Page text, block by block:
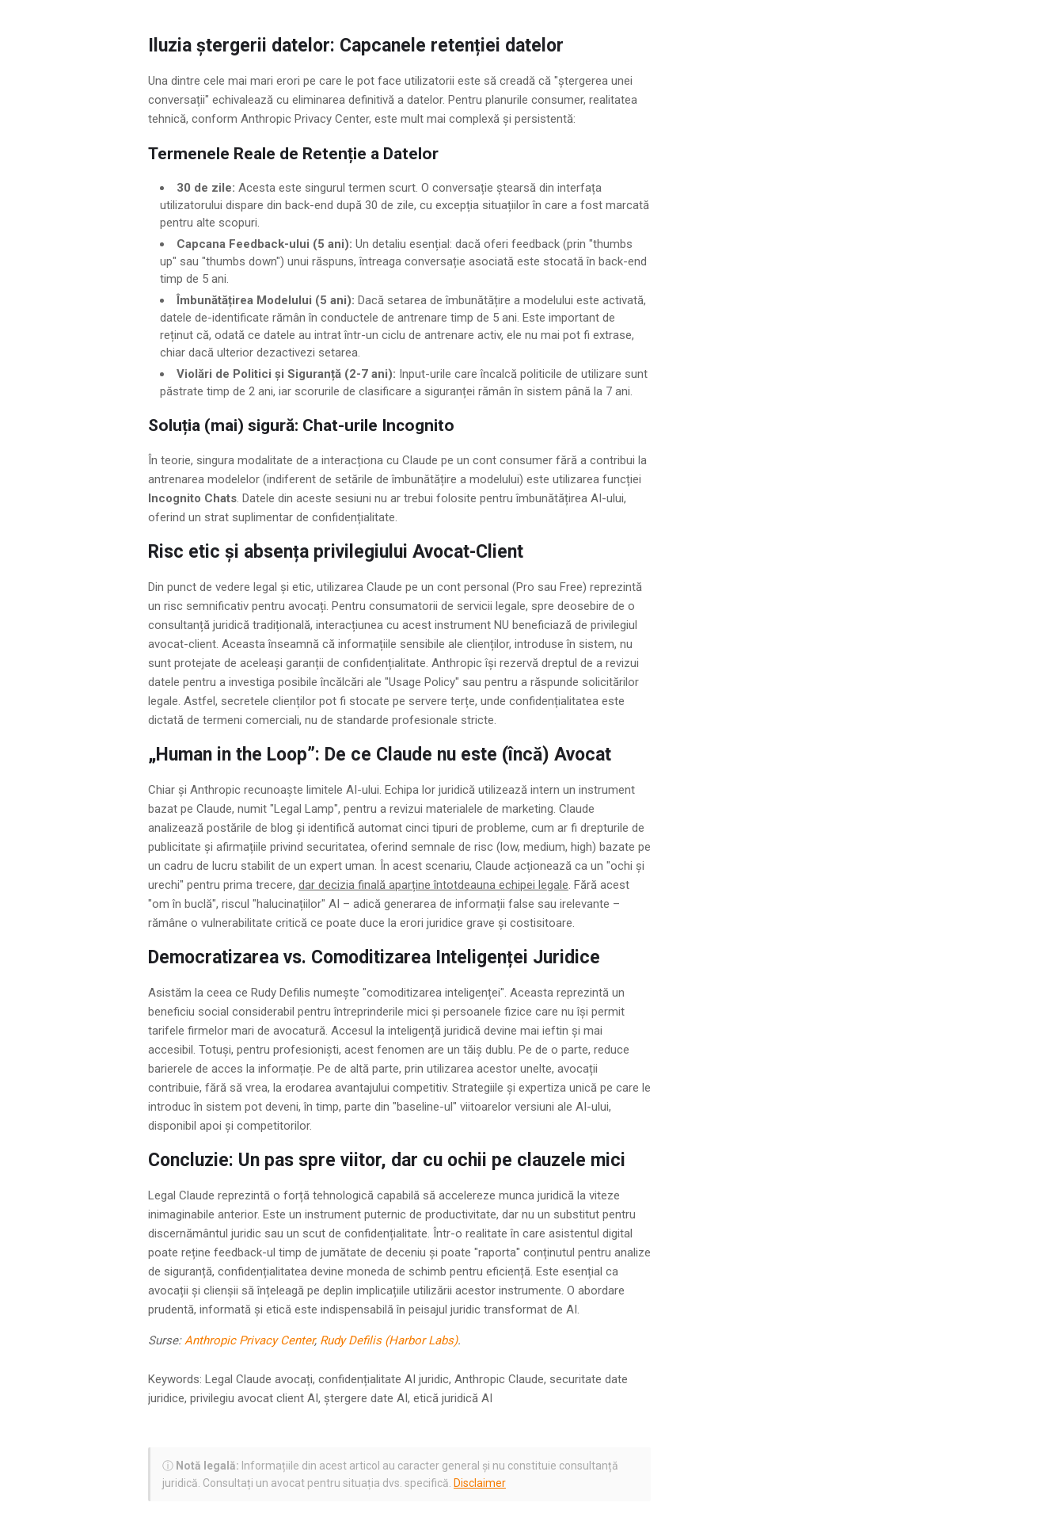
Iluzia ștergerii datelor: Capcanele retenției datelor
Una dintre cele mai mari erori pe care le pot face utilizatorii este să creadă că "ștergerea unei
conversații" echivalează cu eliminarea definitivă a datelor. Pentru planurile consumer, realitatea
tehnică, conform Anthropic Privacy Center, este mult mai complexă și persistentă:
Termenele Reale de Retenție a Datelor
30 de zile: Acesta este singurul termen scurt. O conversație ștearsă din interfața
utilizatorului dispare din back-end după 30 de zile, cu excepția situațiilor în care a fost marcată
pentru alte scopuri.
Capcana Feedback-ului (5 ani): Un detaliu esențial: dacă oferi feedback (prin "thumbs
up" sau "thumbs down") unui răspuns, întreaga conversație asociată este stocată în back-end
timp de 5 ani.
Îmbunătățirea Modelului (5 ani): Dacă setarea de îmbunătățire a modelului este activată,
datele de-identificate rămân în conductele de antrenare timp de 5 ani. Este important de
reținut că, odată ce datele au intrat într-un ciclu de antrenare activ, ele nu mai pot fi extrase,
chiar dacă ulterior dezactivezi setarea.
Violări de Politici și Siguranță (2-7 ani): Input-urile care încalcă politicile de utilizare sunt
păstrate timp de 2 ani, iar scorurile de clasificare a siguranței rămân în sistem până la 7 ani.
Soluția (mai) sigură: Chat-urile Incognito
În teorie, singura modalitate de a interacționa cu Claude pe un cont consumer fără a contribui la
antrenarea modelelor (indiferent de setările de îmbunătățire a modelului) este utilizarea funcției
Incognito Chats . Datele din aceste sesiuni nu ar trebui folosite pentru îmbunătățirea AI-ului,
oferind un strat suplimentar de confidențialitate.
Risc etic și absența privilegiului Avocat-Client
Din punct de vedere legal și etic, utilizarea Claude pe un cont personal (Pro sau Free) reprezintă
un risc semnificativ pentru avocați. Pentru consumatorii de servicii legale, spre deosebire de o
consultanță juridică tradițională, interacțiunea cu acest instrument NU beneficiază de privilegiul
avocat-client. Aceasta înseamnă că informațiile sensibile ale clienților, introduse în sistem, nu
sunt protejate de aceleași garanții de confidențialitate. Anthropic își rezervă dreptul de a revizui
datele pentru a investiga posibile încălcări ale "Usage Policy" sau pentru a răspunde solicitărilor
legale. Astfel, secretele clienților pot fi stocate pe servere terțe, unde confidențialitatea este
dictată de termeni comerciali, nu de standarde profesionale stricte.
„Human in the Loop”: De ce Claude nu este (încă) Avocat
Chiar și Anthropic recunoaște limitele AI-ului. Echipa lor juridică utilizează intern un instrument
bazat pe Claude, numit "Legal Lamp", pentru a revizui materialele de marketing. Claude
analizează postările de blog și identifică automat cinci tipuri de probleme, cum ar fi drepturile de
publicitate și afirmațiile privind securitatea, oferind semnale de risc (low, medium, high) bazate pe
un cadru de lucru stabilit de un expert uman. În acest scenariu, Claude acționează ca un "ochi și
urechi" pentru prima trecere, dar decizia finală aparține întotdeauna echipei legale . Fără acest
"om în buclă", riscul "halucinațiilor" AI – adică generarea de informații false sau irelevante –
rămâne o vulnerabilitate critică ce poate duce la erori juridice grave și costisitoare.
Democratizarea vs. Comoditizarea Inteligenței Juridice
Asistăm la ceea ce Rudy Defilis numește "comoditizarea inteligenței". Aceasta reprezintă un
beneficiu social considerabil pentru întreprinderile mici și persoanele fizice care nu își permit
tarifele firmelor mari de avocatură. Accesul la inteligență juridică devine mai ieftin și mai
accesibil. Totuși, pentru profesioniști, acest fenomen are un tăiș dublu. Pe de o parte, reduce
barierele de acces la informație. Pe de altă parte, prin utilizarea acestor unelte, avocații
contribuie, fără să vrea, la erodarea avantajului competitiv. Strategiile și expertiza unică pe care le
introduc în sistem pot deveni, în timp, parte din "baseline-ul" viitoarelor versiuni ale AI-ului,
disponibil apoi și competitorilor.
Concluzie: Un pas spre viitor, dar cu ochii pe clauzele mici
Legal Claude reprezintă o forță tehnologică capabilă să accelereze munca juridică la viteze
inimaginabile anterior. Este un instrument puternic de productivitate, dar nu un substitut pentru
discernământul juridic sau un scut de confidențialitate. Într-o realitate în care asistentul digital
poate reține feedback-ul timp de jumătate de deceniu și poate "raporta" conținutul pentru analize
de siguranță, confidențialitatea devine moneda de schimb pentru eficiență. Este esențial ca
avocații și clienșii să înțeleagă pe deplin implicațiile utilizării acestor instrumente. O abordare
prudentă, informată și etică este indispensabilă în peisajul juridic transformat de AI.
Surse: Anthropic Privacy Center, Rudy Defilis (Harbor Labs).
Keywords: Legal Claude avocați, confidențialitate AI juridic, Anthropic Claude, securitate date
juridice, privilegiu avocat client AI, ștergere date AI, etică juridică AI
ⓘ Notă legală: Informațiile din acest articol au caracter general și nu constituie consultanță
juridică. Consultați un avocat pentru situația dvs. specifică. Disclaimer